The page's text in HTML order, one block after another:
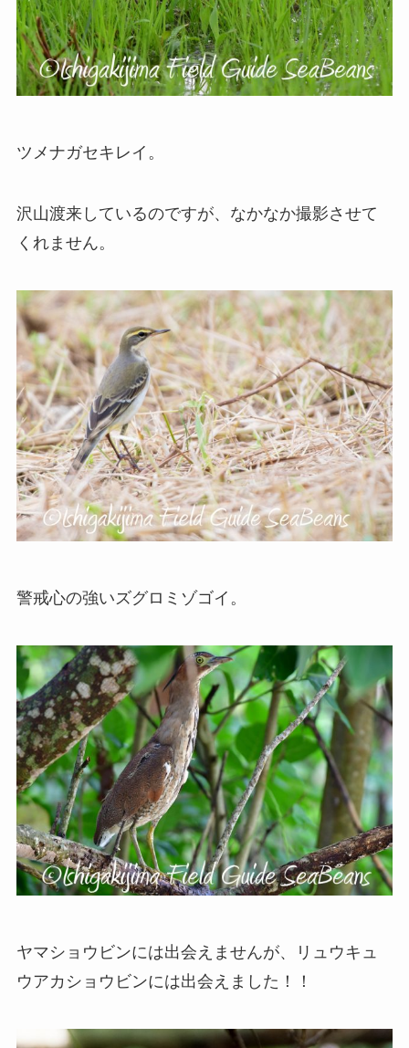
ツメナガセキレイ。
沢山渡来しているのですが、なかなか撮影させて
くれません。
警戒心の強いズグロミゾゴイ。
ヤマショウビンには出会えませんが、リュウキュ
ウアカショウビンには出会えました！！